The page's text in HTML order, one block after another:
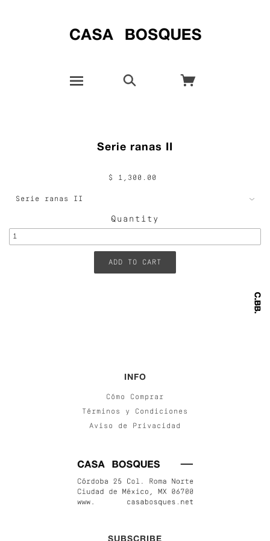
Serie ranas II
$ 1,300.00
Quantity
INFO
Cómo Comprar
Términos y Condiciones
Aviso de Privacidad
SUBSCRIBE